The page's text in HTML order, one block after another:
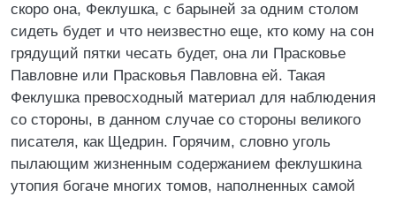
скоро она, Феклушка, с барыней за одним столом
сидеть будет и что неизвестно еще, кто кому на сон
грядущий пятки чесать будет, она ли Прасковье
Павловне или Прасковья Павловна ей. Такая
Феклушка превосходный материал для наблюдения
со стороны, в данном случае со стороны великого
писателя, как Щедрин. Горячим, словно уголь
пылающим жизненным содержанием феклушкина
утопия богаче многих томов, наполненных самой